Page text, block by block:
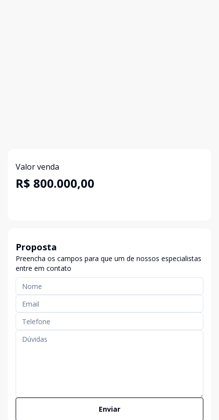
Valor venda
R$ 800.000,00
Proposta
Preencha os campos para que um de nossos especialistas
entre em contato
Enviar